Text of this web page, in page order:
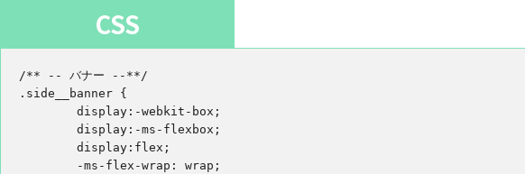
CSS
/** -- バナー --**/
.side__banner {